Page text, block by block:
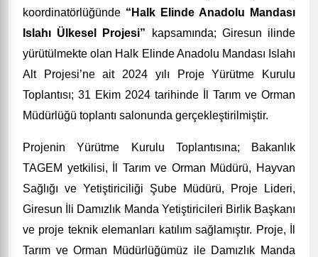
koordinatörlüğünde “ Halk Elinde Anadolu Mandası
Islahı Ülkesel Projesi”
kapsamında; Giresun ilinde
yürütülmekte olan Halk Elinde Anadolu Mandası Islahı
Alt Projesi’ne ait 2024 yılı Proje Yürütme Kurulu
Toplantısı; 31 Ekim 2024 tarihinde İl Tarım ve Orman
Müdürlüğü toplantı salonunda gerçekleştirilmiştir.
Projenin Yürütme Kurulu Toplantısına; Bakanlık
TAGEM yetkilisi, İl Tarım ve Orman Müdürü, Hayvan
Sağlığı ve Yetiştiriciliği Şube Müdürü, Proje Lideri,
Giresun İli Damızlık Manda Yetiştiricileri Birlik Başkanı
ve proje teknik elemanları katılım sağlamıştır. Proje, İl
Tarım ve Orman Müdürlüğümüz ile Damızlık Manda